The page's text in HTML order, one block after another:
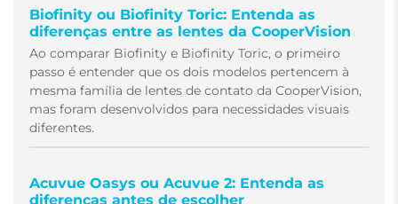
Biofinity ou Biofinity Toric: Entenda as
diferenças entre as lentes da CooperVision
Ao comparar Biofinity e Biofinity Toric, o primeiro
passo é entender que os dois modelos pertencem à
mesma família de lentes de contato da CooperVision,
mas foram desenvolvidos para necessidades visuais
diferentes.
Acuvue Oasys ou Acuvue 2: Entenda as
diferenças antes de escolher